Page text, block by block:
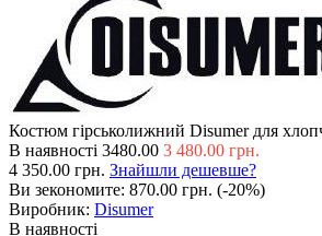
Костюм гірськолижний Disumer для
В наявності 3480.00 3 480.00 грн.
4 350.00 грн. Знайшли дешевше?
Ви зекономите: 870.00 грн. (-20%)
Виробник: Disumer
В наявності